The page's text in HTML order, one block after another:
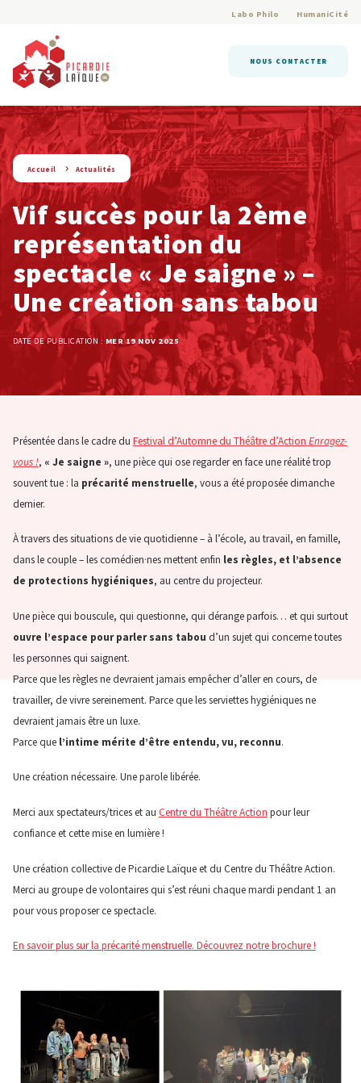
Labo Philo HumaniCité
NOUS CONTACTER
string(9) « actualite »
Accueil Actualités
Vif succès pour la 2ème
représentation du
spectacle « Je saigne » –
Une création sans tabou
DATE DE PUBLICATION : MER 19 NOV 2025
Présentée dans le cadre du Festival d’Automne du Théâtre d’Action Enragez-
vous !, « Je saigne », une pièce qui ose regarder en face une réalité trop
souvent tue : la précarité menstruelle, vous a été proposée dimanche
dernier.
À travers des situations de vie quotidienne – à l’école, au travail, en famille,
dans le couple – les comédien·nes mettent enfin les règles, et l’absence
de protections hygiéniques, au centre du projecteur.
Une pièce qui bouscule, qui questionne, qui dérange parfois… et qui surtout
ouvre l’espace pour parler sans tabou d’un sujet qui concerne toutes
les personnes qui saignent.
Parce que les règles ne devraient jamais empêcher d’aller en cours, de
travailler, de vivre sereinement. Parce que les serviettes hygiéniques ne
devraient jamais être un luxe.
Parce que l’intime mérite d’être entendu, vu, reconnu.
Une création nécessaire. Une parole libérée.
Merci aux spectateurs/trices et au Centre du Théâtre Action pour leur
confiance et cette mise en lumière !
Une création collective de Picardie Laïque et du Centre du Théâtre Action.
Merci au groupe de volontaires qui s’est réuni chaque mardi pendant 1 an
pour vous proposer ce spectacle.
En savoir plus sur la précarité menstruelle. Découvrez notre brochure !